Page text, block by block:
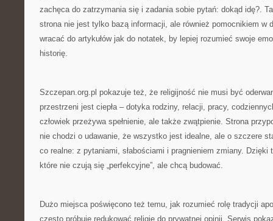
zachęca do zatrzymania się i zadania sobie pytań: dokąd idę?.
strona nie jest tylko bazą informacji, ale również pomocnikiem w
wracać do artykułów jak do notatek, by lepiej rozumieć swoje
historię.
Szczepan.org.pl pokazuje też, że religijność nie musi być
przestrzeni jest ciepła – dotyka rodziny, relacji, pracy,
człowiek przeżywa spełnienie, ale także zwątpienie. Strona
nie chodzi o udawanie, że wszystko jest idealne, ale o szczere
co realne: z pytaniami, słabościami i pragnieniem zmiany. Dzięki
które nie czują się „perfekcyjne”, ale chcą budować.
Dużo miejsca poświęcono też temu, jak rozumieć rolę tradycji
często próbuje redukować religię do prywatnej opinii. Serwis